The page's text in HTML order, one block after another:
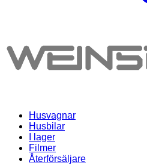
Husvagnar
Husbilar
I lager
Filmer
Återförsäljare